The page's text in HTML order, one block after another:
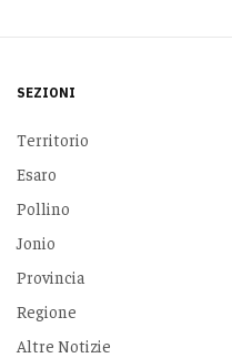
SEZIONI
Territorio
Esaro
Pollino
Jonio
Provincia
Regione
Altre Notizie